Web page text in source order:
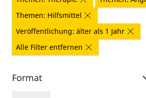
Themen: Hilfsmittel
Veröffentlichung: älter als 1 Jahr
Alle Filter entfernen
Format